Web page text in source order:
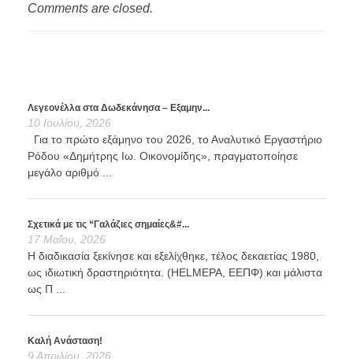
Comments are closed.
Λεγεονέλλα στα Δωδεκάνησα – Εξαμην...
10 Ιουλίου, 2026
Για το πρώτο εξάμηνο του 2026, το Αναλυτικό Εργαστήριο
Ρόδου «Δημήτρης Ιω. Οικονομίδης», πραγματοποίησε
μεγάλο αριθμό ...
Σχετικά με τις “Γαλάζιες σημαίες&#...
17 Μαΐου, 2026
Η διαδικασία ξεκίνησε και εξελίχθηκε, τέλος δεκαετίας 1980,
ως ιδιωτική δραστηριότητα. (HELMEPA, ΕΕΠΦ) και μάλιστα
ως Π ...
Καλή Ανάσταση!
9 Απριλίου, 2026